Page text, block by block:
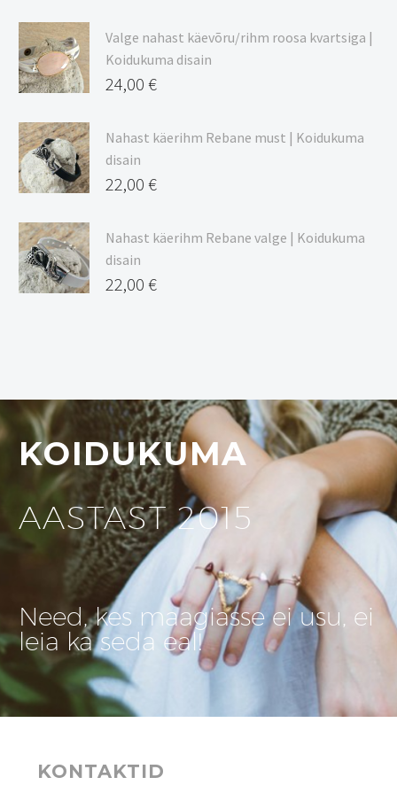
Valge nahast käevõru/rihm roosa kvartsiga |
Koidukuma disain
24,00 €
Nahast käerihm Rebane must | Koidukuma
disain
22,00 €
Nahast käerihm Rebane valge | Koidukuma
disain
22,00 €
KOIDUKUMA
AASTAST 2015
Need, kes maagiasse ei usu, ei
leia ka seda eal!
KONTAKTID